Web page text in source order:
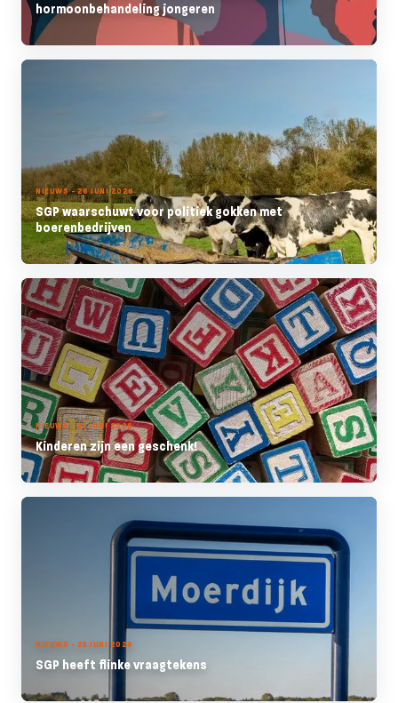
hormoonbehandeling jongeren
NIEUWS - 26 JUNI 2026
SGP waarschuwt voor politiek gokken met
boerenbedrijven
NIEUWS - 25 JUNI 2026
Kinderen zijn een geschenk!
NIEUWS - 25 JUNI 2026
SGP heeft flinke vraagtekens